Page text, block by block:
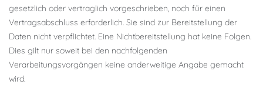
gesetzlich oder vertraglich vorgeschrieben, noch für einen
Vertragsabschluss erforderlich. Sie sind zur Bereitstellung der
Daten nicht verpflichtet. Eine Nichtbereitstellung hat keine Folgen.
Dies gilt nur soweit bei den nachfolgenden
Verarbeitungsvorgängen keine anderweitige Angabe gemacht
wird.